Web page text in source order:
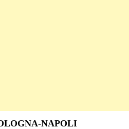
NAPOLI